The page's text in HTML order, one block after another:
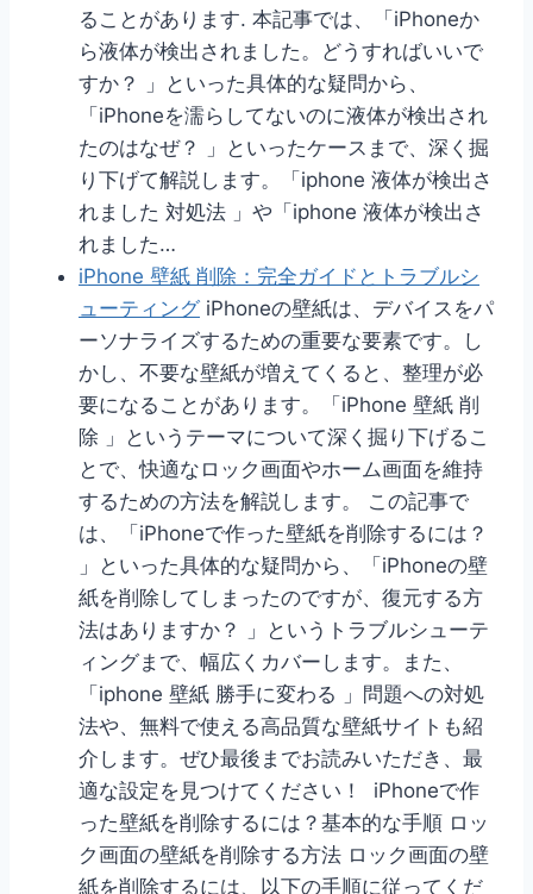
ることがあります. 本記事では、「iPhoneか
ら液体が検出されました。どうすればいいで
すか？ 」といった具体的な疑問から、
「iPhoneを濡らしてないのに液体が検出され
たのはなぜ？ 」といったケースまで、深く掘
り下げて解説します。「iphone 液体が検出さ
れました 対処法 」や「iphone 液体が検出さ
れました…
iPhone 壁紙 削除：完全ガイドとトラブルシ
ューティングiPhoneの壁紙は、デバイスをパ
ーソナライズするための重要な要素です。し
かし、不要な壁紙が増えてくると、整理が必
要になることがあります。「iPhone 壁紙 削
除 」というテーマについて深く掘り下げるこ
とで、快適なロック画面やホーム画面を維持
するための方法を解説します。 この記事で
は、「iPhoneで作った壁紙を削除するには？
」といった具体的な疑問から、「iPhoneの壁
紙を削除してしまったのですが、復元する方
法はありますか？ 」というトラブルシューテ
ィングまで、幅広くカバーします。また、
「iphone 壁紙 勝手に変わる 」問題への対処
法や、無料で使える高品質な壁紙サイトも紹
介します。ぜひ最後までお読みいただき、最
適な設定を見つけてください！ iPhoneで作
った壁紙を削除するには？基本的な手順 ロッ
ク画面の壁紙を削除する方法 ロック画面の壁
紙を削除するには、以下の手順に従ってくだ